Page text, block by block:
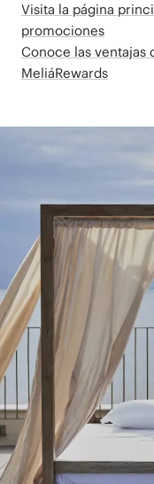
Visita la página
promociones
Conoce las ventajas
MeliáRewards